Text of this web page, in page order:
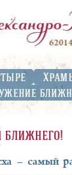
ближнего!
– самый